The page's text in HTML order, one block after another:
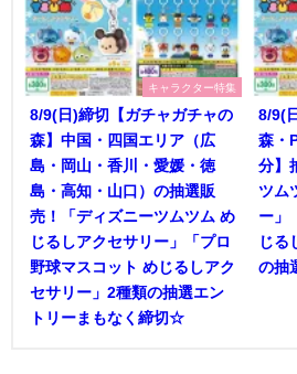
キャラクター特集
8/9(日)締切【ガチャガチャの
森】中国・四国エリア（広
島・岡山・香川・愛媛・徳
島・高知・山口）の抽選販
売！「ディズニーツムツム め
じるしアクセサリー」「プロ
野球マスコット めじるしアク
セサリー」2種類の抽選エン
トリーまもなく締切☆
8/9(
森・
分】
ツム
ー」
じる
の抽